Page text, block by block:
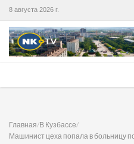
8 августа 2026 г.
Главная/В Кузбассе/
Машинист цеха попала в больницу